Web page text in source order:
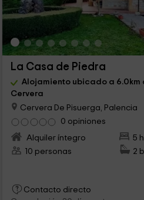
La Casa de Piedra
Alojamiento ubicado a 6.0km
Cervera
Cervera De Pisuerga, Palencia
0 opiniones
Alquiler íntegro
5
10 personas
2
Contacto directo